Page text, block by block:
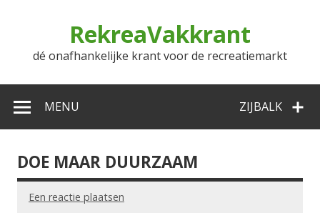
RekreaVakkrant
dé onafhankelijke krant voor de recreatiemarkt
ZIJBALK
MENU
DOE MAAR DUURZAAM
Een reactie plaatsen